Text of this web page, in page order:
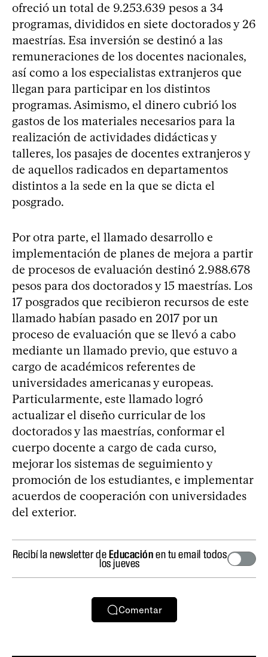
ofreció un total de 9.253.639 pesos a 34
programas, divididos en siete doctorados y 26
maestrías. Esa inversión se destinó a las
remuneraciones de los docentes nacionales,
así como a los especialistas extranjeros que
llegan para participar en los distintos
programas. Asimismo, el dinero cubrió los
gastos de los materiales necesarios para la
realización de actividades didácticas y
talleres, los pasajes de docentes extranjeros y
de aquellos radicados en departamentos
distintos a la sede en la que se dicta el
posgrado.
Por otra parte, el llamado desarrollo e
implementación de planes de mejora a partir
de procesos de evaluación destinó 2.988.678
pesos para dos doctorados y 15 maestrías. Los
17 posgrados que recibieron recursos de este
llamado habían pasado en 2017 por un
proceso de evaluación que se llevó a cabo
mediante un llamado previo, que estuvo a
cargo de académicos referentes de
universidades americanas y europeas.
Particularmente, este llamado logró
actualizar el diseño curricular de los
doctorados y las maestrías, conformar el
cuerpo docente a cargo de cada curso,
mejorar los sistemas de seguimiento y
promoción de los estudiantes, e implementar
acuerdos de cooperación con universidades
del exterior.
Recibí la newsletter deEducaciónen tu email todos
los jueves
Comentar